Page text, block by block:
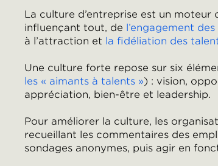
La culture d’entreprise est un moteur
influençant tout, de l’engagement
à l’attraction et la fidéliation des
Une culture forte repose sur six
les « aimants à talents ») : vision,
appréciation, bien-être et leadership.
Pour améliorer la culture, les
recueillant les commentaires des
sondages anonymes, puis agir en